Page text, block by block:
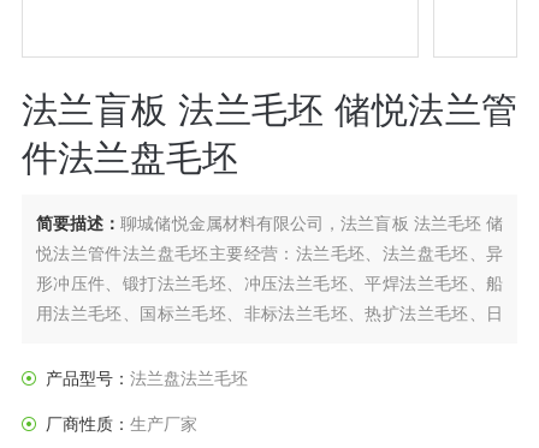
法兰盲板 法兰毛坯 储悦法兰管
件法兰盘毛坯
简要描述：聊城储悦金属材料有限公司，法兰盲板 法兰毛坯 储
悦法兰管件法兰盘毛坯主要经营：法兰毛坯、法兰盘毛坯、异
形冲压件、锻打法兰毛坯、冲压法兰毛坯、平焊法兰毛坯、船
用法兰毛坯、国标兰毛坯、非标法兰毛坯、热扩法兰毛坯、日
产品型号： 法兰盘法兰毛坯
厂商性质： 生产厂家